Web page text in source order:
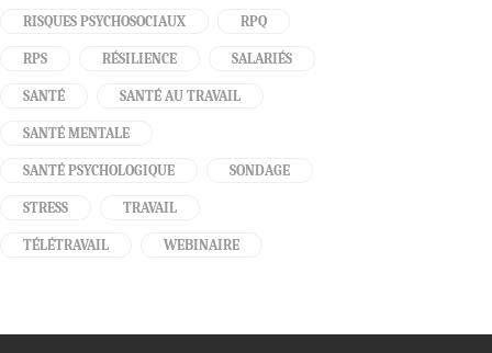
RISQUES PSYCHOSOCIAUX RPQ
RPS RÉSILIENCE SALARIÉS
SANTÉ SANTÉ AU TRAVAIL
SANTÉ MENTALE
SANTÉ PSYCHOLOGIQUE SONDAGE
STRESS TRAVAIL
TÉLÉTRAVAIL WEBINAIRE